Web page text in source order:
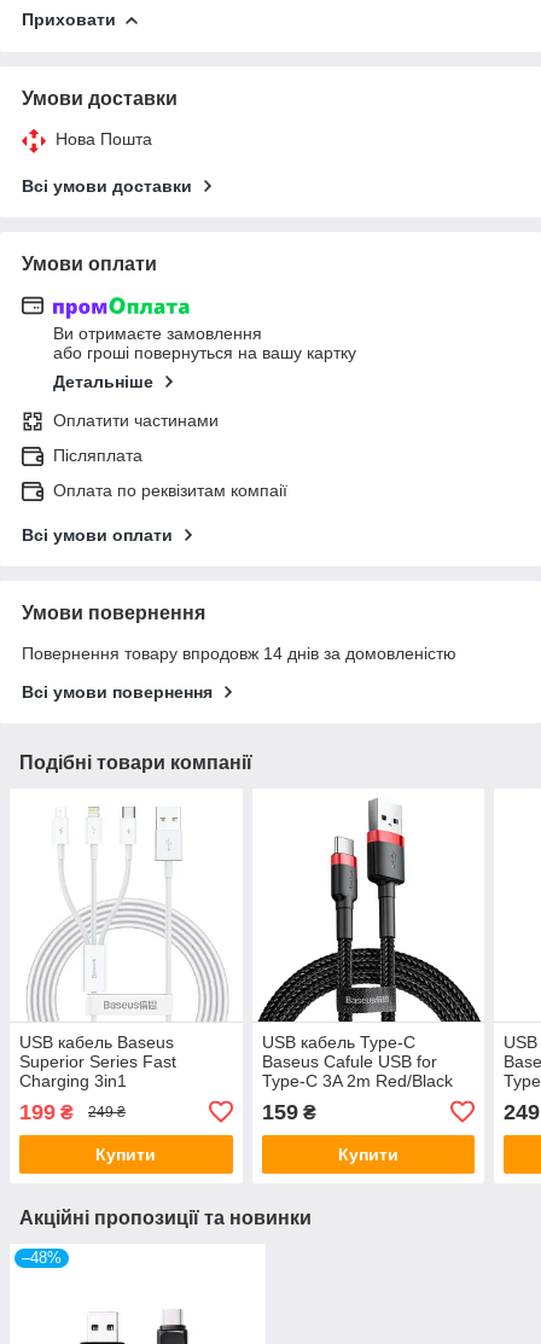
Приховати
Умови доставки
Нова Пошта
Всі умови доставки
Умови оплати
Ви отримаєте замовлення
або гроші повернуться на вашу картку
Детальніше
Оплатити частинами
Післяплата
Оплата по реквізитам компаії
Всі умови оплати
Умови повернення
Повернення товару впродовж 14 днів за домовленістю
Всі умови повернення
Подібні товари компанії
USB кабель Baseus
Superior Series Fast
Charging 3in1
microUSB/Lightning /Type-
C 3,5A 1,5m White
(CAMLTYS-02)
199 ₴ 249 ₴
Купити
USB кабель Type-C
Baseus Cafule USB for
Type-C 3A 2m Red/Black
159₴
Купити
249
Акційні пропозиції та новинки
–48%